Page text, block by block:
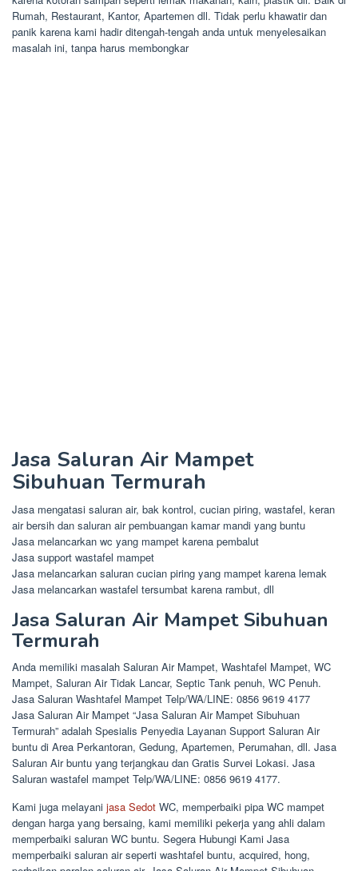
Rumah, Restaurant, Kantor, Apartemen dll. Tidak perlu khawatir dan
panik karena kami hadir ditengah-tengah anda untuk menyelesaikan
masalah ini, tanpa harus membongkar
Jasa Saluran Air Mampet
Sibuhuan Termurah
Jasa mengatasi saluran air, bak kontrol, cucian piring, wastafel, keran
air bersih dan saluran air pembuangan kamar mandi yang buntu
Jasa melancarkan wc yang mampet karena pembalut
Jasa support wastafel mampet
Jasa melancarkan saluran cucian piring yang mampet karena lemak
Jasa melancarkan wastafel tersumbat karena rambut, dll
Jasa Saluran Air Mampet Sibuhuan
Termurah
Anda memiliki masalah Saluran Air Mampet, Washtafel Mampet, WC
Mampet, Saluran Air Tidak Lancar, Septic Tank penuh, WC Penuh.
Jasa Saluran Washtafel Mampet Telp/WA/LINE: 0856 9619 4177
Jasa Saluran Air Mampet “Jasa Saluran Air Mampet Sibuhuan
Termurah” adalah Spesialis Penyedia Layanan Support Saluran Air
buntu di Area Perkantoran, Gedung, Apartemen, Perumahan, dll. Jasa
Saluran Air buntu yang terjangkau dan Gratis Survei Lokasi. Jasa
Saluran wastafel mampet Telp/WA/LINE: 0856 9619 4177.
Kami juga melayani jasa Sedot WC, memperbaiki pipa WC mampet
dengan harga yang bersaing, kami memiliki pekerja yang ahli dalam
memperbaiki saluran WC buntu. Segera Hubungi Kami Jasa
memperbaiki saluran air seperti washtafel buntu, acquired, hong,